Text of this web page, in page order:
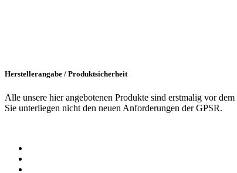
Herstellerangabe / Produktsicherheit
Alle unsere hier angebotenen Produkte sind erstmalig vor
Sie unterliegen nicht den neuen Anforderungen der GPSR.